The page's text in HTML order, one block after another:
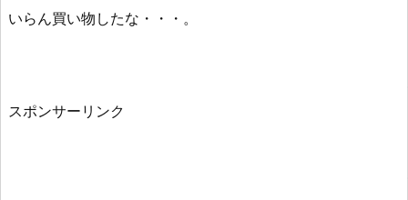
いらん買い物したな・・・。
スポンサーリンク